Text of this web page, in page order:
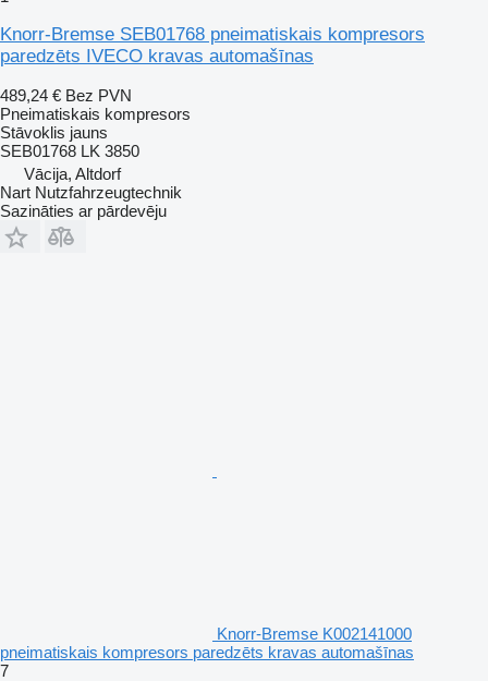
Knorr-Bremse SEB01768 pneimatiskais kompresors
paredzēts IVECO kravas automašīnas
489,24 € Bez PVN
Pneimatiskais kompresors
Stāvoklis jauns
SEB01768 LK 3850
Vācija, Altdorf
Nart Nutzfahrzeugtechnik
Sazināties ar pārdevēju
Knorr-Bremse K002141000
pneimatiskais kompresors paredzēts kravas automašīnas
7